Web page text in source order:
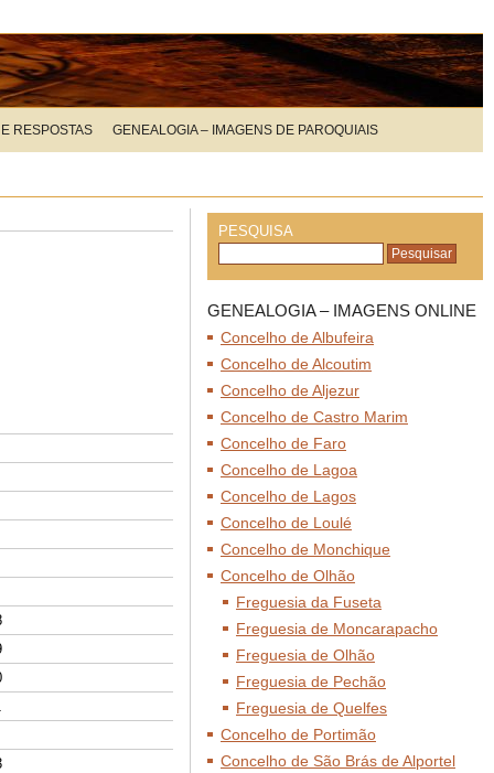
RESPOSTAS GENEALOGIA – IMAGENS DE PAROQUIAIS
PESQUISA
GENEALOGIA – IMAGENS ONLINE
Concelho de Albufeira
Concelho de Alcoutim
Concelho de Aljezur
Concelho de Castro Marim
Concelho de Faro
Concelho de Lagoa
Concelho de Lagos
Concelho de Loulé
Concelho de Monchique
Concelho de Olhão
Freguesia da Fuseta
Freguesia de Moncarapacho
Freguesia de Olhão
Freguesia de Pechão
Freguesia de Quelfes
Concelho de Portimão
Concelho de São Brás de Alportel